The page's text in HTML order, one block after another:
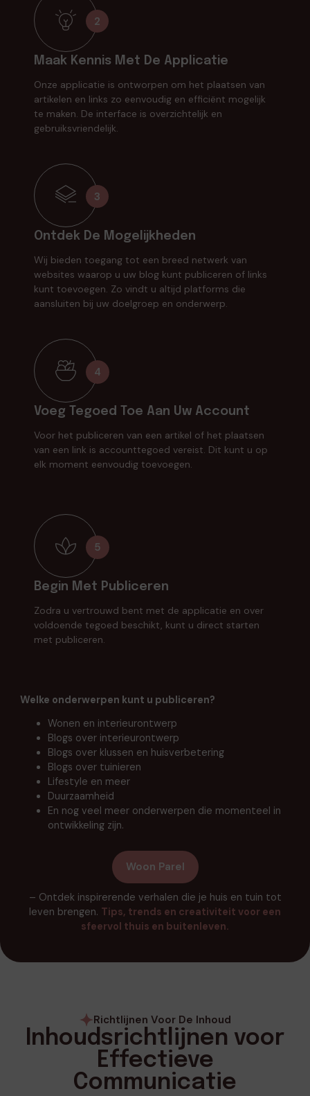
Maak Kennis Met De Applicatie
Onze applicatie is ontworpen om het plaatsen van
artikelen en links zo eenvoudig en efficiënt mogelijk
te maken. De interface is overzichtelijk en
gebruiksvriendelijk.
2
Ontdek De Mogelijkheden
Wij bieden toegang tot een breed netwerk van
websites waarop u uw blog kunt publiceren of links
kunt toevoegen. Zo vindt u altijd platforms die
aansluiten bij uw doelgroep en onderwerp.
3
Voeg Tegoed Toe Aan Uw Account
Voor het publiceren van een artikel of het plaatsen
van een link is accounttegoed vereist. Dit kunt u op
elk moment eenvoudig toevoegen.
4
Begin Met Publiceren
Zodra u vertrouwd bent met de applicatie en over
voldoende tegoed beschikt, kunt u direct starten
met publiceren.
5
Welke onderwerpen kunt u publiceren?
Wonen en interieurontwerp
Blogs over interieurontwerp
Blogs over klussen en huisverbetering
Blogs over tuinieren
Lifestyle en meer
Duurzaamheid
En nog veel meer onderwerpen die momenteel in
ontwikkeling zijn.
Woon Parel
– Ontdek inspirerende verhalen die je huis en tuin tot
leven brengen. Tips, trends en creativiteit voor een
sfeervol thuis en buitenleven.
Richtlijnen Voor De Inhoud
Inhoudsrichtlijnen voor
Effectieve
Communicatie